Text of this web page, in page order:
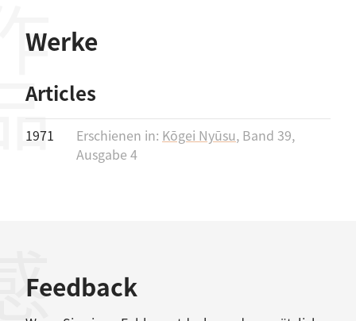
Werke
Articles
1971 Erschienen in: Kōgei Nyūsu, Band 39,
Ausgabe 4
Feedback